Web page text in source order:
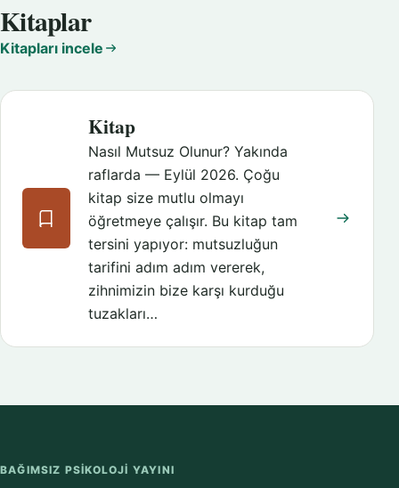
Kitaplar
Kitapları incele
Kitap
Nasıl Mutsuz Olunur? Yakında
raflarda — Eylül 2026. Çoğu
kitap size mutlu olmayı
öğretmeye çalışır. Bu kitap tam
tersini yapıyor: mutsuzluğun
tarifini adım adım vererek,
zihnimizin bize karşı kurduğu
tuzakları…
BAĞIMSIZ PSIKOLOJI YAYINI